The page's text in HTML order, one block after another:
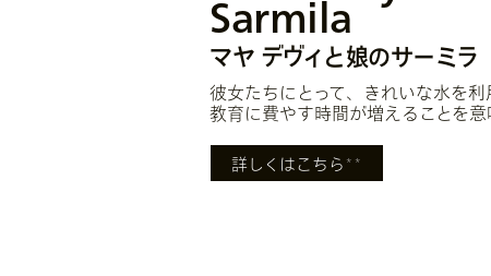
子供たちは、水が原因で引き起こされ
女性たちは、水汲みに時間をさく代わ
詳しくはこちら
Sarmila
マヤ デヴィと娘のサーミラ
彼女たちにとって、きれいな水を
教育に費やす時間が増えることを意
詳しくはこちら ＊＊